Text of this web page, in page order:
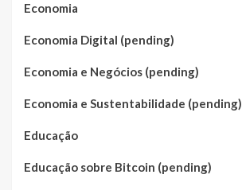
Economia
Economia Digital (pending)
Economia e Negócios (pending)
Economia e Sustentabilidade (pending)
Educação
Educação sobre Bitcoin (pending)